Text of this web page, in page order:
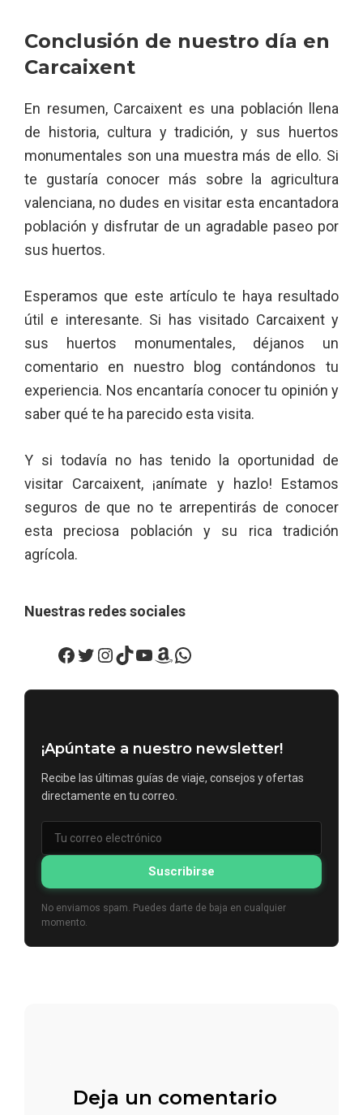
Conclusión de nuestro día en
Carcaixent
En resumen, Carcaixent es una población llena
de historia, cultura y tradición, y sus huertos
monumentales son una muestra más de ello. Si
te gustaría conocer más sobre la agricultura
valenciana, no dudes en visitar esta encantadora
población y disfrutar de un agradable paseo por
sus huertos.
Esperamos que este artículo te haya resultado
útil e interesante. Si has visitado Carcaixent y
sus huertos monumentales, déjanos un
comentario en nuestro blog contándonos tu
experiencia. Nos encantaría conocer tu opinión y
saber qué te ha parecido esta visita.
Y si todavía no has tenido la oportunidad de
visitar Carcaixent, ¡anímate y hazlo! Estamos
seguros de que no te arrepentirás de conocer
esta preciosa población y su rica tradición
agrícola.
Nuestras redes sociales
Facebook
Twitter
Instagram
TikTok
YouTube
Amazon
WhatsApp
¡Apúntate a nuestro newsletter!
Recibe las últimas guías de viaje, consejos y ofertas
directamente en tu correo.
Suscribirse
No enviamos spam. Puedes darte de baja en cualquier
momento.
Deja un comentario